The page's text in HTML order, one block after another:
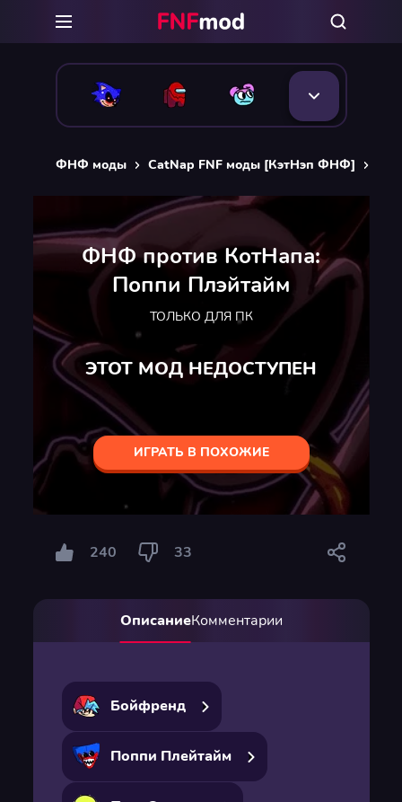
ФНФ моды CatNap FNF моды [КэтНэп ФНФ]
ФНФ против КотНапа:
Поппи Плэйтайм
ТОЛЬКО ДЛЯ ПК
ЭТОТ МОД НЕДОСТУПЕН
ИГРАТЬ В ПОХОЖИЕ
240 33
ОписаниеКомментарии
Бойфренд
Поппи Плейтайм